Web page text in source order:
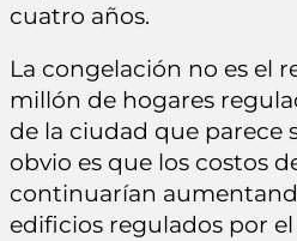
cuatro años.
La congelación no es el
millón de hogares
de la ciudad que parece
obvio es que los costos
continuarían
edificios regulados por